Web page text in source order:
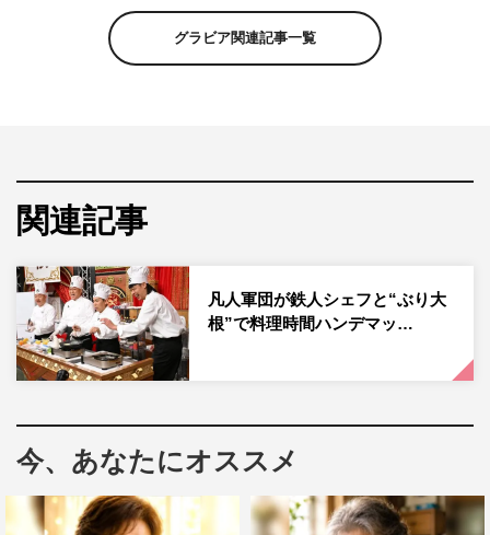
フ軍団」の2本立てで送る。
「ゴチになります！27」には、VIPチャレンジャーとして
元ゴチメンバーの上川隆也が8年ぶりの参戦。さらに7年ぶ
り2回目となる賀来賢人も登場する。
当時の自腹の金額を端数まで覚えているという上川に対し
て、前回のことを「ほとんど覚えていない」という賀来。
ない上川にいきなり近づいて当時を懐かしむ。
ゴチバトルの舞台は、東京オペラシティ53階にある、松阪
グラビア関連記事一覧
関連記事
凡人軍団が鉄人シェフと“ぶり大
根”で料理時間ハンデマッ…
今、あなたにオススメ